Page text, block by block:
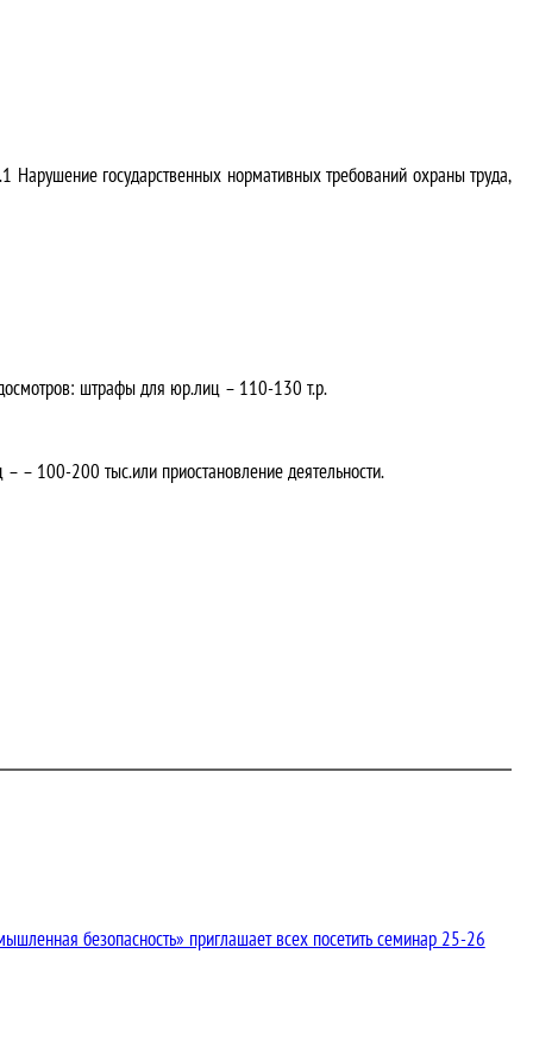
Нарушение государственных нормативных требований охраны труда,
штрафы для юр.лиц – 110-130 т.р.
100-200 тыс.или приостановление деятельности.
безопасность» приглашает всех посетить семинар 25-26